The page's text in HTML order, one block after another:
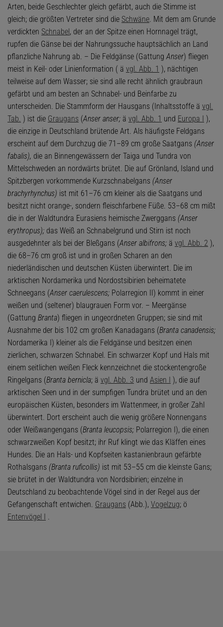
Arten, beide Geschlechter gleich gefärbt, auch die Stimme ist
gleich; die größten Vertreter sind die Schwäne. Mit dem am Grunde
verdickten Schnabel, der an der Spitze einen Hornnagel trägt,
rupfen die Gänse bei der Nahrungssuche hauptsächlich an Land
pflanzliche Nahrung ab. – Die Feldgänse (GattungAnser) fliegen
meist in Keil- oder Linienformation ( ä vgl. Abb. 1 ), nächtigen
teilweise auf dem Wasser; sie sind alle recht ähnlich graubraun
gefärbt und am besten an Schnabel- und Beinfarbe zu
unterscheiden. Die Stammform der Hausgans (Inhaltsstoffe ä vgl.
Tab. ) ist die Graugans (Anser anser; ä vgl. Abb. 1 und Europa I ),
die einzige in Deutschland brütende Art. Als häufigste Feldgans
erscheint auf dem Durchzug die 71–89 cm große Saatgans (Anser
fabalis), die an Binnengewässern der Taiga und Tundra von
Mittelschweden an nordwärts brütet. Die auf Grönland, Island und
Spitzbergen vorkommende Kurzschnabelgans (Anser
brachyrhynchus) ist mit 61–76 cm kleiner als die Saatgans und
besitzt nicht orange-, sondern fleischfarbene Füße. 53–68 cm mißt
die in der Waldtundra Eurasiens heimische Zwerggans (Anser
erythropus); das Weiß an Schnabelgrund und Stirn ist noch
ausgedehnter als bei der Bleßgans (Anser albifrons; ä vgl. Abb. 2 ),
die 68–76 cm groß ist und in großen Scharen an den
niederländischen und deutschen Küsten überwintert. Die im
arktischen Nordamerika und Nordostsibirien beheimatete
Schneegans (Anser caerulescens; Polarregion II) kommt in einer
weißen und (seltener) blaugrauen Form vor. – Meergänse
(Gattung Branta) fliegen in ungeordneten Gruppen; sie sind mit
Ausnahme der bis 102 cm großen Kanadagans (Branta canadensis;
Nordamerika I) kleiner als die Feldgänse und besitzen einen
zierlichen, schwarzen Schnabel. Ein schwarzer Kopf und Hals mit
einem seitlichen weißen Fleck kennzeichnet die stockentengroße
Ringelgans (Branta bernicla; ä vgl. Abb. 3 und Asien I ), die auf
arktischen Seen und in der sumpfigen Tundra brütet und an den
europäischen Küsten, besonders im Wattenmeer, in großer Zahl
überwintert. Dort erscheint auch die wenig größere Nonnengans
oder Weißwangengans (Branta leucopsis; Polarregion I), die einen
schwarzweißen Kopf besitzt; ihr Ruf klingt wie das Kläffen eines
Hundes. Die an Hals- und Kopfseiten kastanienbraun gefärbte
Rothalsgans (Branta ruficollis) ist mit 53–55 cm die kleinste Gans;
sie brütet in der Waldtundra von Nordsibirien; einzelne in
Deutschland zu beobachtende Vögel sind in der Regel aus der
Gefangenschaft entwichen. Graugans (Abb.), Vogelzug; ö
Entenvögel I .